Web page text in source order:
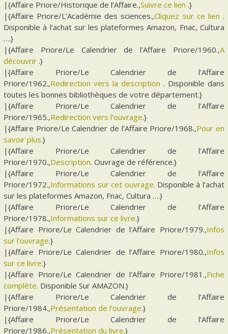
|{Affaire Priore/Historique de l’Affaire.,Suivre ce lien .}
|{Affaire Priore/L’Académie des sciences.,Cliquez sur ce lien .
Disponible à l’achat sur les plateformes Amazon, Fnac, Cultura
….}
|{Affaire Priore/Le Calendrier de l’Affaire Priore/1960.,A
découvrir .}
|{Affaire Priore/Le Calendrier de l’Affaire
Priore/1962.,Redirection vers la description . Disponible dans
toutes les bonnes bibliothèques de votre département.}
|{Affaire Priore/Le Calendrier de l’Affaire
Priore/1965.,Redirection vers l’ouvrage.}
|{Affaire Priore/Le Calendrier de l’Affaire Priore/1968.,Pour en
savoir plus.}
|{Affaire Priore/Le Calendrier de l’Affaire
Priore/1970.,Description. Ouvrage de référence.}
|{Affaire Priore/Le Calendrier de l’Affaire
Priore/1972.,Informations sur cet ouvrage. Disponible à l’achat
sur les plateformes Amazon, Fnac, Cultura ….}
|{Affaire Priore/Le Calendrier de l’Affaire
Priore/1978.,Informations sur ce livre.}
|{Affaire Priore/Le Calendrier de l’Affaire Priore/1979.,Infos
sur l’ouvrage.}
|{Affaire Priore/Le Calendrier de l’Affaire Priore/1980.,Infos
sur ce livre.}
|{Affaire Priore/Le Calendrier de l’Affaire Priore/1981.,Fiche
complète. Disponible Sur AMAZON.}
|{Affaire Priore/Le Calendrier de l’Affaire
Priore/1984.,Présentation de l’ouvrage.}
|{Affaire Priore/Le Calendrier de l’Affaire
Priore/1986.,Présentation du livre.}